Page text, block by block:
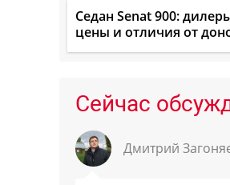
Седан Senat 900:
цены и отличия от
Сейчас
Дмитрий